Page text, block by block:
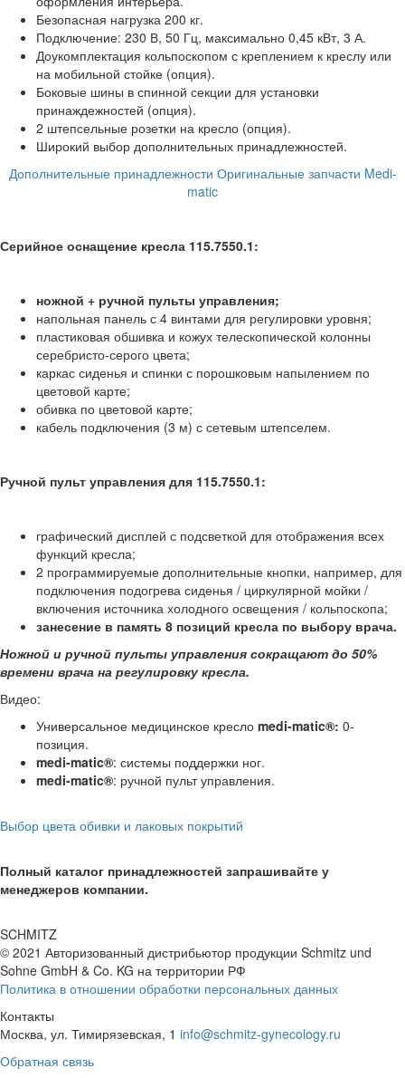
Безопасная нагрузка 200 кг.
Подключение: 230 В, 50 Гц, максимально 0,45 кВт, 3 А.
Доукомплектация кольпоскопом с креплением к креслу или
на мобильной стойке (опция).
Боковые шины в спинной секции для установки
принаждежностей (опция).
2 штепсельные розетки на кресло (опция).
Широкий выбор дополнительных принадлежностей.
Дополнительные принадлежности Оригинальные запчасти Medi-
matic
Серийное оснащение кресла 115.7550.1:
ножной + ручной пульты управления;
напольная панель с 4 винтами для регулировки уровня;
пластиковая обшивка и кожух телескопической колонны
серебристо-серого цвета;
каркас сиденья и спинки с порошковым напылением по
цветовой карте;
обивка по цветовой карте;
кабель подключения (3 м) с сетевым штепселем.
Ручной пульт управления для 115.7550.1:
графический дисплей с подсветкой для отображения всех
функций кресла;
2 программируемые дополнительные кнопки, например, для
подключения подогрева сиденья / циркулярной мойки /
включения источника холодного освещения / кольпоскопа;
занесение в память 8 позиций кресла по выбору врача.
Ножной и ручной пульты управления сокращают до 50%
времени врача на регулировку кресла.
Видео:
Универсальное медицинское кресло medi-matic®: 0-
позиция.
medi-matic®: системы поддержки ног.
medi-matic®: ручной пульт управления.
Выбор цвета обивки и лаковых покрытий
Полный каталог принадлежностей запрашивайте у
менеджеров компании.
SCHMITZ
© 2021 Авторизованный дистрибьютор продукции Schmitz und
Sohne GmbH & Co. KG на территории РФ
Политика в отношении обработки персональных данных
Контакты
Москва, ул. Тимирязевская, 1 info@schmitz-gynecology.ru
Обратная связь